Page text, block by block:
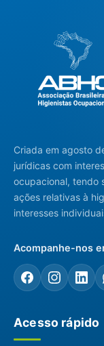
Criada em agosto
jurídicas com
ocupacional, tendo
ações relativas à
interesses
Acompanhe-nos
Acesso rápido